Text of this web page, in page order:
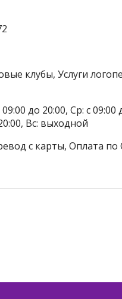
клубы, Услуги
до 20:00, Ср: с 09:00
Вс: выходной
с карты, Оплата по